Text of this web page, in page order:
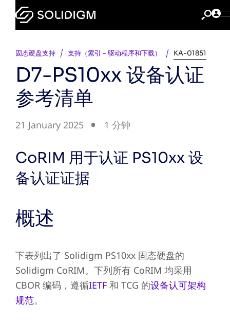
固态硬盘支持 支持（索引 - 驱动程序和下载） KA-01851
D7-PS10xx 设备认证
参考清单
21 January 2025 1 分钟
CoRIM 用于认证 PS10xx 设
备认证证据
概述
下表列出了 Solidigm PS10xx 固态硬盘的
Solidigm CoRIM。下列所有 CoRIM 均采用
CBOR 编码，遵循IETF和 TCG 的设备认可架构
规范。